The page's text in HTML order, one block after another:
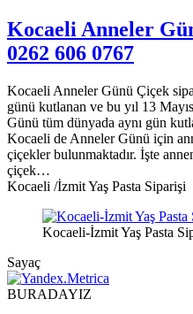
Kocaeli Anneler
0262 606 0767
Kocaeli Anneler Günü Çiçek
günü kutlanan ve bu yıl 13
Günü tüm dünyada aynı gün
Kocaeli de Anneler Günü için
çiçekler bulunmaktadır. İşte
çiçek…
Kocaeli /İzmit Yaş Pasta Siparişi
Kocaeli-İzmit Yaş Pasta
Sayaç
BURADAYIZ